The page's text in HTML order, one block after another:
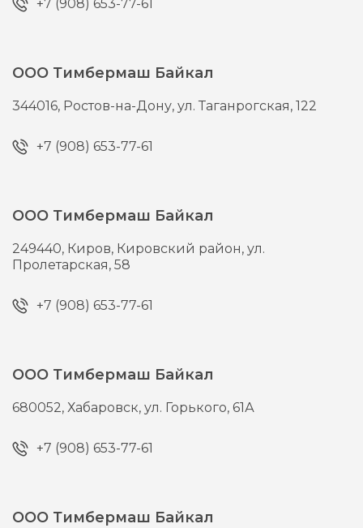
+7 (908) 653-77-61
ООО Тимбермаш Байкал
344016, Ростов-на-Дону,ул. Таганрогская, 122
+7 (908) 653-77-61
ООО Тимбермаш Байкал
249440, Киров, Кировский район, ул.
Пролетарская, 58
+7 (908) 653-77-61
ООО Тимбермаш Байкал
680052,Хабаровск,ул. Горького, 61А
+7 (908) 653-77-61
ООО Тимбермаш Байкал